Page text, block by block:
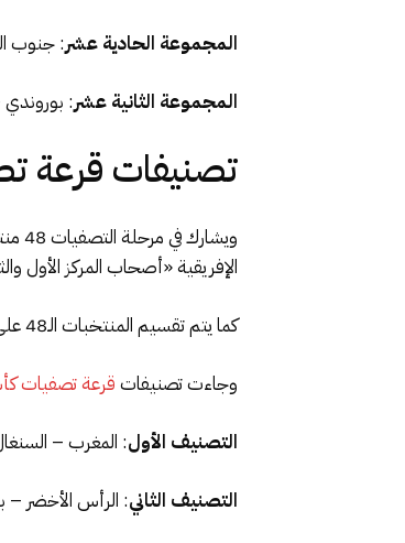
المجموعة الحادية عشر: جنوب
المجموعة الثانية عشر: بوروندي
تصنيفات قرعة
الإفريقية «أصحاب المركز الأول
كما يتم تقسيم المنتخبات الـ48 على 4 أوعية، بحسب تصنيفهم الصادر من قبل الاتحاد الدولي لكرة القدم «فيفا»، عن شهر يونيو 2024.
وجاءت تصنيفاتقرعة تصفيات كأس
التصنيف الأول: المغرب –
التصنيف الثاني: الرأس الأخضر –